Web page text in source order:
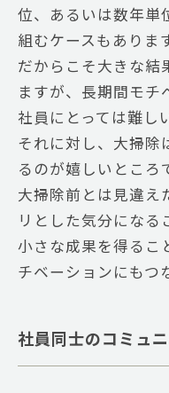
位、あるいは数年単
組むケースもあります
だからこそ大きな結
ますが、長期間モチ
社員にとっては難し
それに対し、大掃除
るのが嬉しいところ
大掃除前とは見違え
リとした気分になる
小さな成果を得るこ
チベーションにもつ
社員同士のコミュ